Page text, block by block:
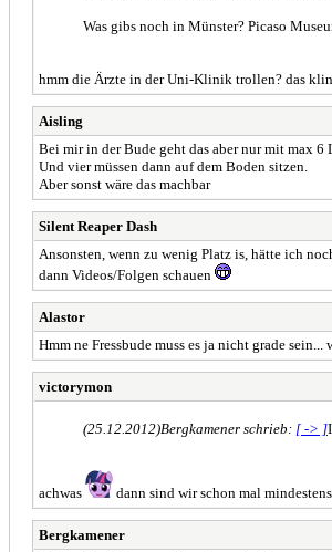
Was gibs noch in Münster? Picaso
hmm die Ärzte in der Uni-Klinik trollen? das
Aisling
Bei mir in der Bude geht das aber nur mit max 6
Und vier müssen dann auf dem Boden sitzen.
Aber sonst wäre das machbar
Silent Reaper Dash
Ansonsten, wenn zu wenig Platz is, hätte ich
dann Videos/Folgen schauen
Alastor
Hmm ne Fressbude muss es ja nicht grade
victorymon
(25.12.2012)Bergkamener schrieb: [ -> ]
achwas dann sind wir schon mal
Bergkamener